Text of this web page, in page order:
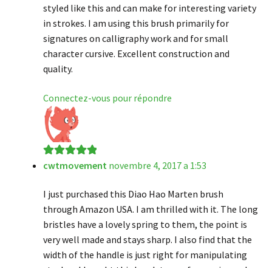
styled like this and can make for interesting variety
in strokes. I am using this brush primarily for
signatures on calligraphy work and for small
character cursive. Excellent construction and
quality.
Connectez-vous pour répondre
Note5sur 5
cwtmovement novembre 4, 2017 a 1:53
I just purchased this Diao Hao Marten brush
through Amazon USA. I am thrilled with it. The long
bristles have a lovely spring to them, the point is
very well made and stays sharp. I also find that the
width of the handle is just right for manipulating